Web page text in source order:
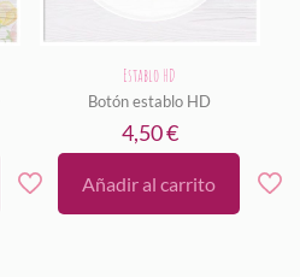
Establo HD
Botón establo HD
4,50€
Añadir al carrito